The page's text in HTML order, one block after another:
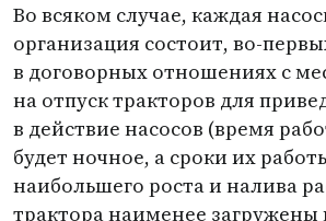
Во всяком случае, каждая
организация состоит, во-
в договорных отношениях с
на отпуск тракторов для
в действие насосов (время
будет ночное, а сроки их
наибольшего роста и налива
трактора наименее загружены